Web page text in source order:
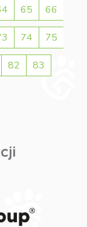
65 66
74 75
82 83